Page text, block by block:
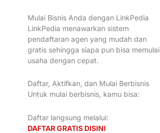
Mulai Bisnis Anda dengan LinkPedia
LinkPedia menawarkan sistem
pendaftaran agen yang mudah dan
gratis sehingga siapa pun bisa memulai
usaha dengan cepat.
Daftar, Aktifkan, dan Mulai Berbisnis
Untuk mulai berbisnis, kamu bisa:
Daftar langsung melalui:
DAFTAR GRATIS DISINI